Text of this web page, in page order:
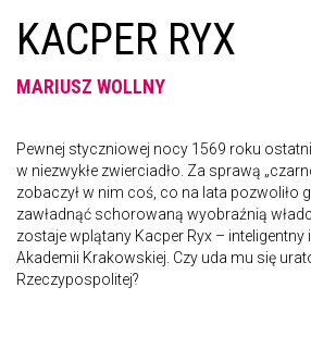
KACPER RYX
MARIUSZ WOLLNY
Pewnej styczniowej nocy 1569 roku
w niezwykłe zwierciadło. Za sprawą
zobaczył w nim coś, co na lata pozwoliło
zawładnąć schorowaną wyobraźnią
zostaje wplątany Kacper Ryx – inteligentny
Akademii Krakowskiej. Czy uda mu się
Rzeczypospolitej?